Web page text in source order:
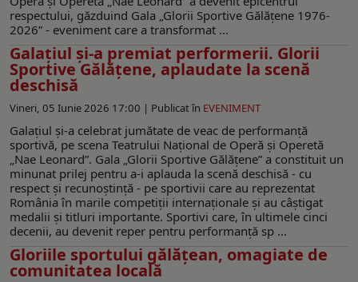
respectului, găzduind Gala „Glorii Sportive Gălățene 1976-
2026” - eveniment care a transformat ...
Galaţiul şi-a premiat performerii. Glorii
Sportive Gălățene, aplaudate la scenă
deschisă
Vineri, 05 Iunie 2026 17:00 | Publicat în EVENIMENT
Galaţiul şi-a celebrat jumătate de veac de performanţă
sportivă, pe scena Teatrului Naţional de Operă şi Operetă
„Nae Leonard”. Gala „Glorii Sportive Gălățene” a constituit un
minunat prilej pentru a-i aplauda la scenă deschisă - cu
respect şi recunoştinţă - pe sportivii care au reprezentat
România în marile competiţii internaţionale şi au câştigat
medalii şi titluri importante. Sportivi care, în ultimele cinci
decenii, au devenit reper pentru performanţă sp ...
Gloriile sportului gălățean, omagiate de
comunitatea locală